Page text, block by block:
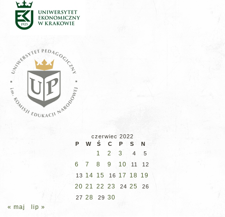
czerwiec 2022
P
W Ś C P S N
1 2 3 4 5
6 7 8 9 10 11
12
13 14 15 16 17 18
19
20 21 22 23 24 25
26
27 28 29 30
« maj
lip »